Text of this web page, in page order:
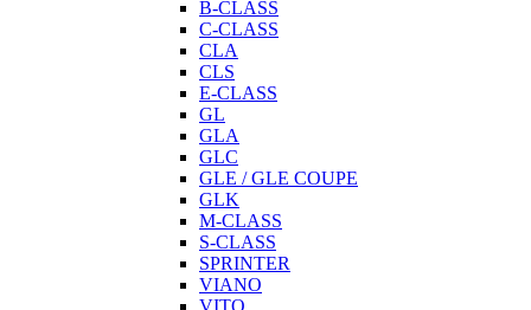
B-CLASS
C-CLASS
CLA
CLS
E-CLASS
GL
GLA
GLC
GLE / GLE COUPE
GLK
M-CLASS
S-CLASS
SPRINTER
VIANO
VITO